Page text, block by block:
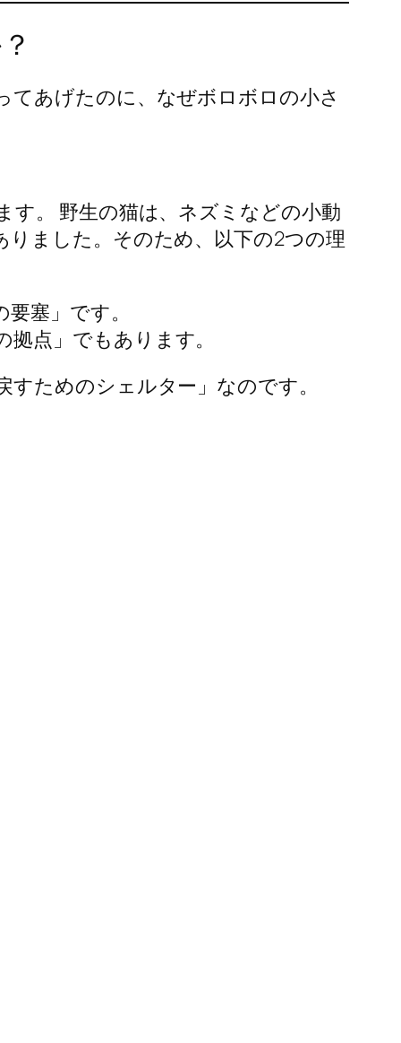
てあげたのに、なぜボロボロの小さ
す。 野生の猫は、ネズミなどの小動
ました。そのため、以下の2つの理
塞」です。
点」でもあります。
ためのシェルター」なのです。